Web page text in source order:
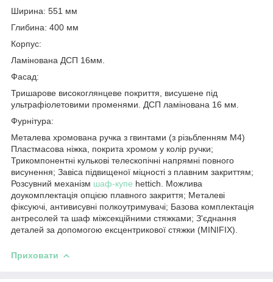
Ширина: 551 мм
Глибина: 400 мм
Корпус:
Ламінована ДСП 16мм.
Фасад:
Тришарове високоглянцеве покриття, висушене під
ультрафіолетовими променями. ДСП ламінована 16 мм.
Фурнітура:
Металева хромована ручка з гвинтами (з різьбленням М4)
Пластмасова ніжка, покрита хромом у колір ручки;
Трикомпонентні кулькові телескопічні напрямні повного
висунення; Завіса підвищеної міцності з плавним закриттям;
Розсувний механізм шаф-купе hettich. Можлива
доукомплектація опцією плавного закриття; Металеві
фіксуючі, антивисувні полкоутримувачі; Базова комплектація
антресолей та шаф міжсекційними стяжками; З'єднання
деталей за допомогою ексцентрикової стяжки (MINIFIX).
Приховати